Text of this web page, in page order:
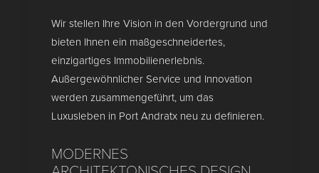
Wir stellen Ihre Vision in den Vordergrund und
bieten Ihnen ein maßgeschneidertes,
einzigartiges Immobilienerlebnis.
Außergewöhnlicher Service und Innovation
werden zusammengeführt, um das
Luxusleben in Port Andratx neu zu definieren.
MODERNES